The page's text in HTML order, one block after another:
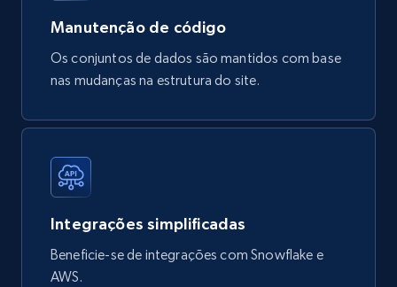
Google Play Store reviews
URL, Review id, Reviewer name, Review date,
Review rating, Review, Found helpful, App url, and
more.
eCommerce
740+
Mouser - Products
Manutenção de código
Os conjuntos de dados são mantidos com base
nas mudanças na estrutura do site.
Integrações simplificadas
Beneficie-se de integrações com Snowflake e
AWS.